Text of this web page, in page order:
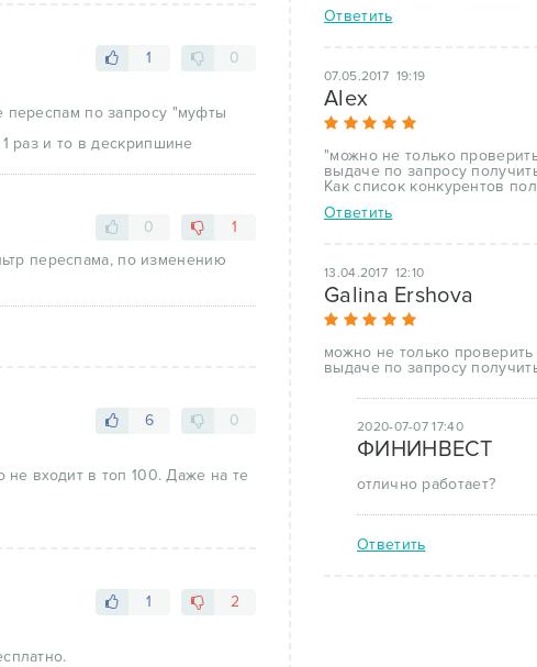
1 0
переспам по запросу "муфты
раз и то в дескрипшине
0 1
переспама, по изменению
6 0
не входит в топ 100. Даже на те
1 2
Ответить
07.05.2017 19:19
Alex
"можно не только
выдаче по запросу
Как список конкурентов
Ответить
13.04.2017 12:10
Galina Ershova
можно не только
выдаче по запросу
2020-07-07 17:40
ФИНИНВЕСТ
отлично работает?
Ответить